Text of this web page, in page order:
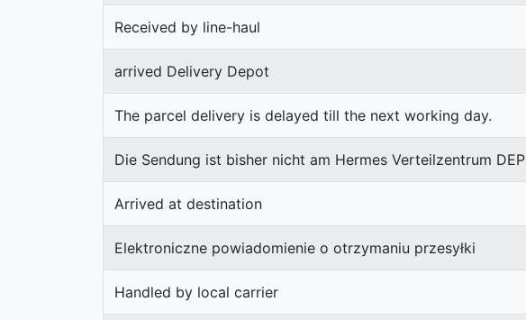
Received by line-haul
arrived Delivery Depot
The parcel delivery is delayed till the next working day.
Die Sendung ist bisher nicht am Hermes Verteilzentrum
Arrived at destination
Elektroniczne powiadomienie o otrzymaniu przesyłki
Handled by local carrier